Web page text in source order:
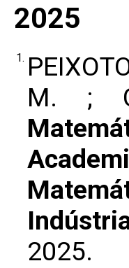
2025
1.
M. ;
2025.